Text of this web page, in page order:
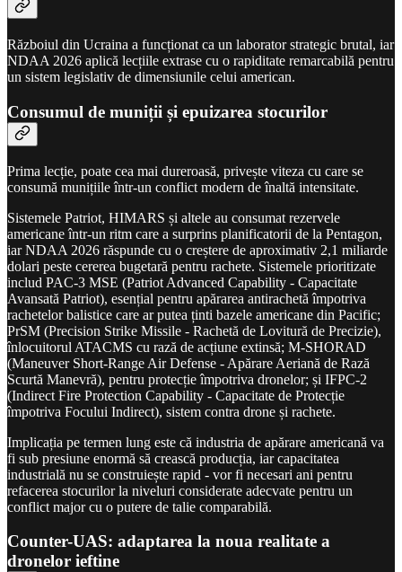
Războiul din Ucraina a funcționat ca un laborator strategic brutal, iar
NDAA 2026 aplică lecțiile extrase cu o rapiditate remarcabilă pentru
un sistem legislativ de dimensiunile celui american.
Consumul de muniții și epuizarea stocurilor
Prima lecție, poate cea mai dureroasă, privește viteza cu care se
consumă munițiile într-un conflict modern de înaltă intensitate.
Sistemele Patriot, HIMARS și altele au consumat rezervele
americane într-un ritm care a surprins planificatorii de la Pentagon,
iar NDAA 2026 răspunde cu o creștere de aproximativ 2,1 miliarde
dolari peste cererea bugetară pentru rachete. Sistemele prioritizate
includ PAC-3 MSE (Patriot Advanced Capability - Capacitate
Avansată Patriot), esențial pentru apărarea antirachetă împotriva
rachetelor balistice care ar putea ținti bazele americane din Pacific;
PrSM (Precision Strike Missile - Rachetă de Lovitură de Precizie),
înlocuitorul ATACMS cu rază de acțiune extinsă; M-SHORAD
(Maneuver Short-Range Air Defense - Apărare Aeriană de Rază
Scurtă Manevră), pentru protecție împotriva dronelor; și IFPC-2
(Indirect Fire Protection Capability - Capacitate de Protecție
împotriva Focului Indirect), sistem contra drone și rachete.
Implicația pe termen lung este că industria de apărare americană va
fi sub presiune enormă să crească producția, iar capacitatea
industrială nu se construiește rapid - vor fi necesari ani pentru
refacerea stocurilor la niveluri considerate adecvate pentru un
conflict major cu o putere de talie comparabilă.
Counter-UAS: adaptarea la noua realitate a
dronelor ieftine